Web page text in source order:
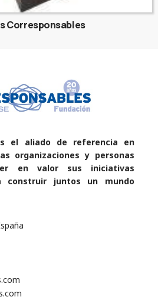
Corresponsables
el aliado de referencia en
organizaciones y personas
en valor sus iniciativas
construir juntos un mundo